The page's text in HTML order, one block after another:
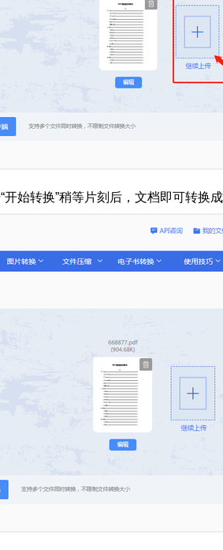
始转换”稍等片刻后，文档即可转换成